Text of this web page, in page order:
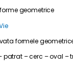
geometrice
formele
– cerc – oval –